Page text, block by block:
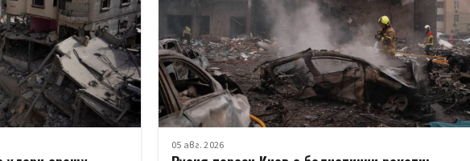
срещу
05 авг. 2026
Русия порази Киев с балистични ракети;